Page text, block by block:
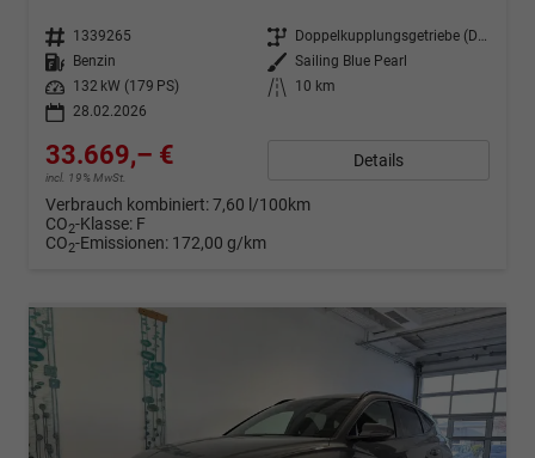
Fahrzeugnr. 1339265 Getriebe
Doppelkupplungsgetriebe (DSG)
Kraftstoff
Benzin Außenfarbe Sailing Blue Pearl
Leistung
132 kW (179 PS) Kilometerstand
10 km
28.02.2026
33.669,– €
incl. 19% MwSt.
Details
Verbrauch kombiniert:7,60 l/100km
CO2-Klasse: F
CO2-Emissionen: 172,00 g/km